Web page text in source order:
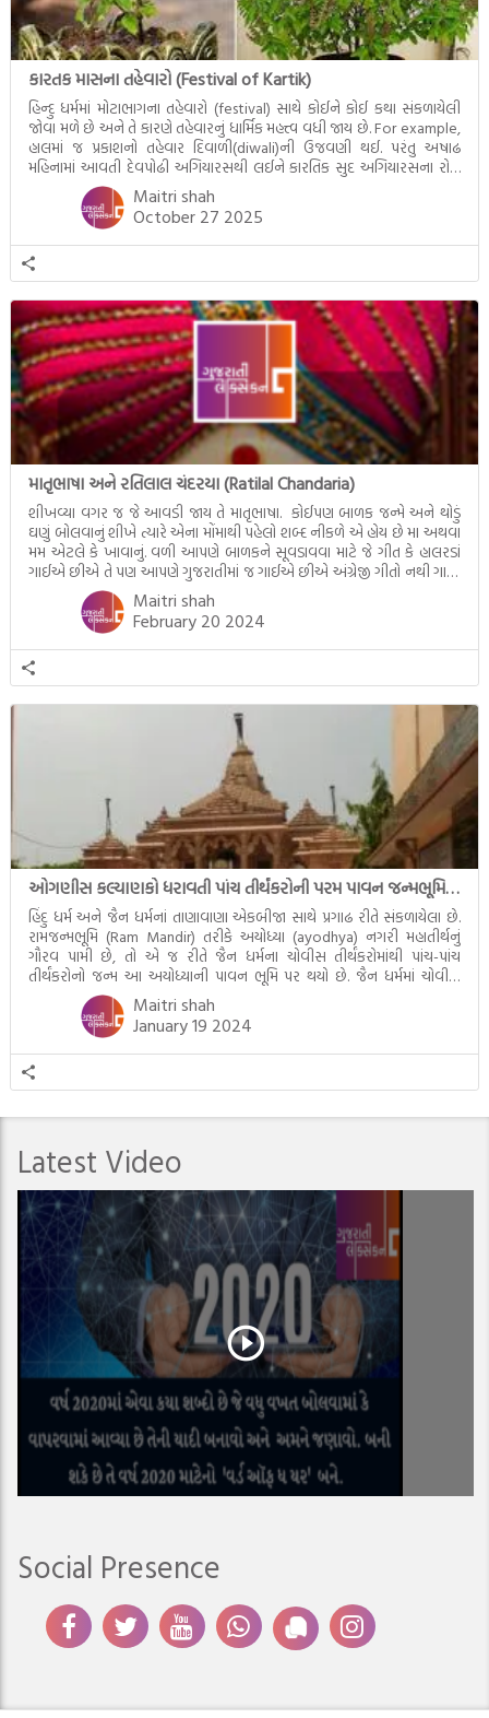
કારતક માસના તહેવારો (Festival of Kartik)
હિન્દુ ધર્મમાં મોટાભાગના તહેવારો (festival) સાથે કોઈને કોઈ કથા સંકળાયેલી
જોવા મળે છે અને તે કારણે તહેવારનું ધાર્મિક મહત્ત્વ વધી જાય છે. For example,
હાલમાં જ પ્રકાશનો તહેવાર દિવાળી(diwali)ની ઉજવણી થઈ. પરંતુ અષાઢ
મહિનામાં આવતી દેવપોઢી અગિયારસથી લઈને કારતિક સુદ અગિયારસના રોજ
આવતી દેવ ઊઠી અગિયારસ વચ્ચે મોટેભાગે યજ્ઞોપવીત સંસ્કાર, લગ્ન,
દીક્ષાગ્રહણ, યજ્ઞ, ગૃહપ્રવેશ જેવા […]
Maitri shah
October 27 2025
માતૃભાષા અને રતિલાલ ચંદરયા (Ratilal Chandaria)
શીખવ્યા વગર જ જે આવડી જાય તે માતૃભાષા. કોઈપણ બાળક જન્મે અને થોડું
ઘણું બોલવાનું શીખે ત્યારે એના મોંમાથી પહેલો શબ્દ નીકળે એ હોય છે મા અથવા
મમ એટલે કે ખાવાનું. વળી આપણે બાળકને સૂવડાવવા માટે જે ગીત કે હાલરડાં
ગાઈએ છીએ તે પણ આપણે ગુજરાતીમાં જ ગાઈએ છીએ અંગ્રેજી ગીતો નથી ગાતા.
આમ બાળકને […]
Maitri shah
February 20 2024
ઓગણીસ કલ્યાણકો ધરાવતી પાંચ તીર્થંકરોની પરમ પાવન જન્મભૂમિ – અયોધ્યા (Ayodhya)
હિંદુ ધર્મ અને જૈન ધર્મનાં તાણાવાણા એકબીજા સાથે પ્રગાઢ રીતે સંકળાયેલા છે.
રામજન્મભૂમિ (Ram Mandir) તરીકે અયોધ્યા (ayodhya) નગરી મહાતીર્થનું
ગૌરવ પામી છે, તો એ જ રીતે જૈન ધર્મના ચોવીસ તીર્થંકરોમાંથી પાંચ-પાંચ
તીર્થંકરોનો જન્મ આ અયોધ્યાની પાવન ભૂમિ પર થયો છે. જૈન ધર્મમાં ચોવીસ
તીર્થંકરોમાંથી પાંચ-પાંચ તીર્થંકરોનાં કલ્યાણકો અહીં આવ્યાં છે. દરેક તીર્થંકરના
જીવનની ચ્યવન(માતાના […]
Maitri shah
January 19 2024
Latest Video
Social Presence